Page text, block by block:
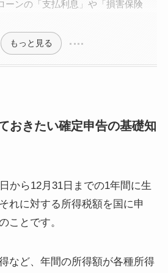
ーンの「支払利息」や「損害保険
もっと見る
おきたい確定申告の基礎知
から12月31日までの1年間に生
れに対する所得税額を国に申
ことです。
など、年間の所得額が各種所得